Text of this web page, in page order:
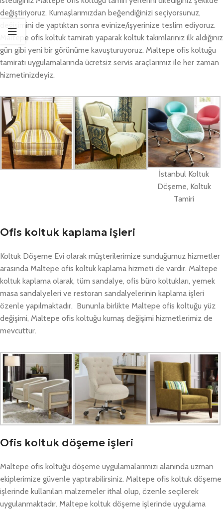
değiştiriyoruz. Kumaşlarımızdan beğendiğinizi seçiyorsunuz,
değişimini de yaptıktan sonra evinize/işyerinize teslim ediyoruz.
Maltepe ofis koltuk tamiratı yaparak koltuk takımlarınız ilk aldığınız
gün gibi yeni bir görünüme kavuşturuyoruz. Maltepe ofis koltuğu
tamiratı uygulamalarında ücretsiz servis araçlarımız ile her zaman
hizmetinizdeyiz.
İstanbul Koltuk
Döşeme, Koltuk
Tamiri
Ofis koltuk kaplama işleri
Koltuk Döşeme Evi olarak müşterilerimize sunduğumuz hizmetler
arasında Maltepe ofis koltuk kaplama hizmeti de vardır. Maltepe
koltuk kaplama olarak, tüm sandalye, ofis büro koltukları, yemek
masa sandalyeleri ve restoran sandalyelerinin kaplama işleri
özenle yapılmaktadır. Bununla birlikte Maltepe ofis koltuğu yüz
değişimi, Maltepe ofis koltuğu kumaş değişimi hizmetlerimiz de
mevcuttur.
Ofis koltuk döşeme işleri
Maltepe ofis koltuğu döşeme uygulamalarımızı alanında uzman
ekiplerimize güvenle yaptırabilirsiniz. Maltepe ofis koltuk döşeme
işlerinde kullanılan malzemeler ithal olup, özenle seçilerek
uygulanmaktadır. Maltepe koltuk döşeme işlerinde uygulama